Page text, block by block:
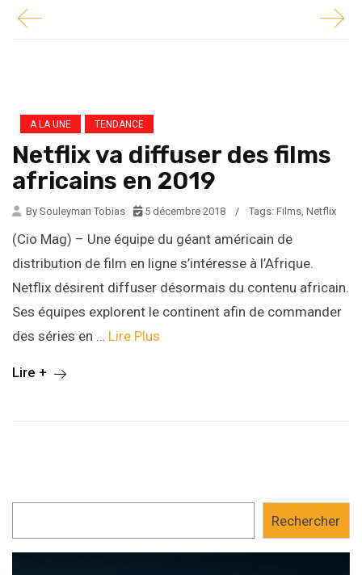
A LA UNE TENDANCE
Netflix va diffuser des films
africains en 2019
By Souleyman Tobias 5 décembre 2018 / Tags: Films, Netflix
(Cio Mag) – Une équipe du géant américain de
distribution de film en ligne s’intéresse à l’Afrique.
Netflix désirent diffuser désormais du contenu africain.
Ses équipes explorent le continent afin de commander
des séries en … Lire Plus
Lire +
Rechercher